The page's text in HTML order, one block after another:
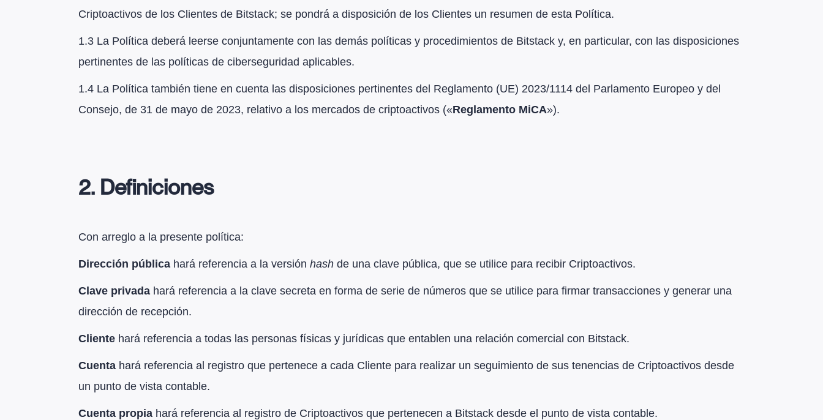
Criptoactivos de los Clientes de Bitstack; se pondrá a disposición de los Clientes un resumen de esta Política.
1.3 La Política deberá leerse conjuntamente con las demás políticas y procedimientos de Bitstack y, en particular, con las disposiciones
pertinentes de las políticas de ciberseguridad aplicables.
1.4 La Política también tiene en cuenta las disposiciones pertinentes del Reglamento (UE) 2023/1114 del Parlamento Europeo y del
Consejo, de 31 de mayo de 2023, relativo a los mercados de criptoactivos («Reglamento MiCA»).
2. Definiciones
Con arreglo a la presente política:
Dirección pública hará referencia a la versión hashde una clave pública, que se utilice para recibir Criptoactivos.
Clave privada hará referencia a la clave secreta en forma de serie de números que se utilice para firmar transacciones y generar una
dirección de recepción.
Cliente hará referencia a todas las personas físicas y jurídicas que entablen una relación comercial con Bitstack.
Cuenta hará referencia al registro que pertenece a cada Cliente para realizar un seguimiento de sus tenencias de Criptoactivos desde
un punto de vista contable.
Cuenta propia hará referencia al registro de Criptoactivos que pertenecen a Bitstack desde el punto de vista contable.